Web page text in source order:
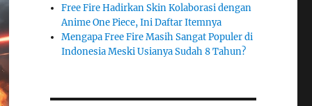
Free Fire Hadirkan Skin Kolaborasi dengan
Anime One Piece, Ini Daftar Itemnya
Mengapa Free Fire Masih Sangat Populer di
Indonesia Meski Usianya Sudah 8 Tahun?